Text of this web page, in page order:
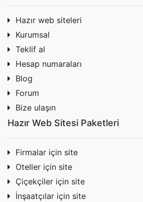
Hazır web siteleri
Kurumsal
Teklif al
Hesap numaraları
Blog
Forum
Bize ulaşın
Hazır Web Sitesi Paketleri
Firmalar için site
Oteller için site
Çiçekçiler için site
İnşaatçılar için site